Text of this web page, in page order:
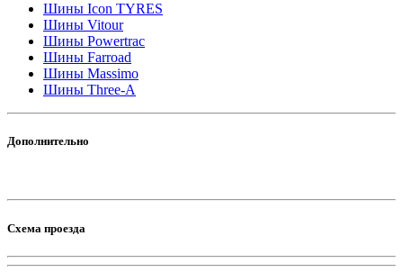
Шины Icon TYRES
Шины Vitour
Шины Powertrac
Шины Farroad
Шины Massimo
Шины Three-A
Дополнительно
Схема проезда